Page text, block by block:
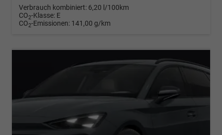
Verbrauch kombiniert: 6,20 l/100km
CO2-Klasse: E
CO2-Emissionen: 141,00 g/km